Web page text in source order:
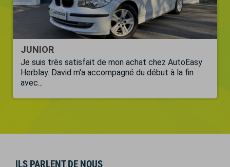
JUNIOR
Je suis très satisfait de mon achat chez AutoEasy
Herblay. David m'a accompagné du début à la fin
avec...
ILS PARLENT DE NOUS